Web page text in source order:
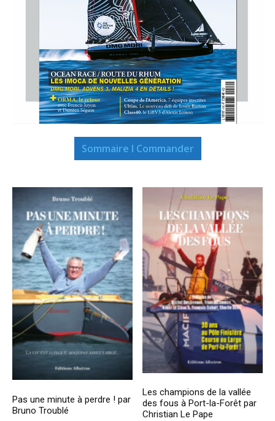
Sommaire I Commander
Pas une minute à perdre ! par
Bruno Troublé
Les champions de la vallée
des fous à Port-la-Forêt par
Christian Le Pape